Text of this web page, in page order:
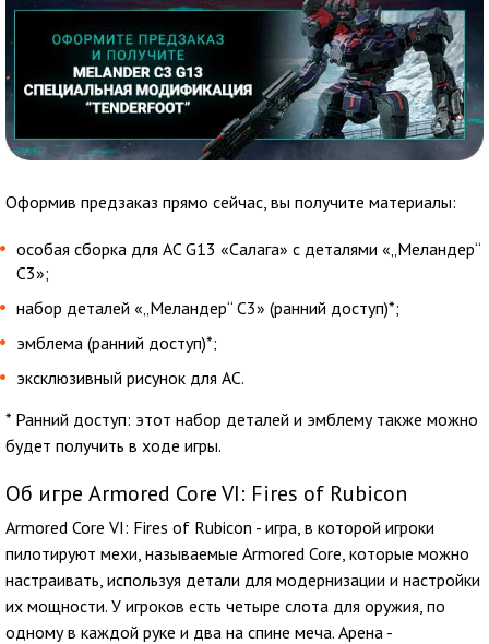
Оформив предзаказ прямо сейчас, вы получите материалы:
особая сборка для AC G13 «Салага» с деталями «„Меландер“
C3»;
набор деталей «„Меландер“ C3» (ранний доступ)*;
эмблема (ранний доступ)*;
эксклюзивный рисунок для AC.
* Ранний доступ: этот набор деталей и эмблему также можно
будет получить в ходе игры.
Об игре Armored Core VI: Fires of Rubicon
Armored Core VI: Fires of Rubicon - игра, в которой игроки
пилотируют мехи, называемые Armored Core, которые можно
настраивать, используя детали для модернизации и настройки
их мощности. У игроков есть четыре слота для оружия, по
одному в каждой руке и два на спине меча. Арена -